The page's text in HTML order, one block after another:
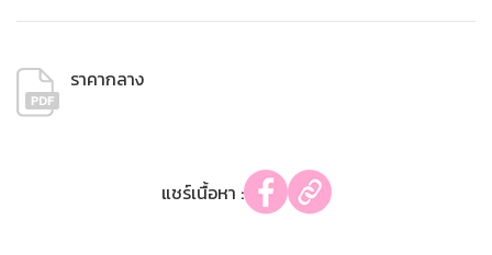
ราคากลาง
แชร์เนื้อหา :